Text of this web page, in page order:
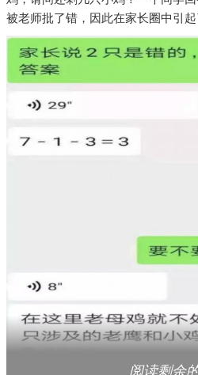
被老师批了错，因此在家长圈中引起
阅读剩余